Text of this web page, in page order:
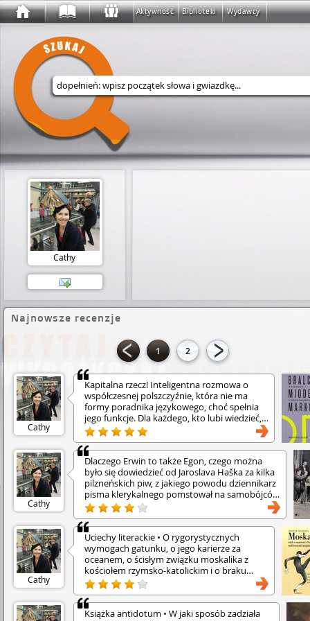
Aktywność Biblioteki Wydawcy
Wyszukaj w serwisie
Cathy
Najnowsze recenzje
1 2
Cathy
Kapitalna rzecz! Inteligentna rozmowa o
współczesnej polszczyźnie, która nie ma
formy poradnika językowego, choć spełnia
jego funkcje. Dla każdego, kto lubi wiedzieć,
co mówi.
Cathy
Dlaczego Erwin to także Egon, czego można
było się dowiedzieć od Jaroslava Haška za kilka
pilzneńskich piw, z jakiego powodu dziennikarz
pisma klerykalnego pomstował na samobójców
modląc się przy tym o morderstwa? Każdy tekst
przynosi nowinę, która się nie dezaktualizuje.
Przede wszystkim jednak Kisch tłumaczy
spokojnie i z dużą dozą życzliwości dla ludzi
żyjących z wierszówki i naiwności czytelników,
że wymaganie od prasy rzetelności to skrajny
przykład idealizmu bądź skrajnej głupoty.
Jarmark sensacji to historie „wyssane z ołówka”
(wersja retro), przejaskrawione i
zhierarchizowane na potrzeby nakręcania
sprzedaży gazet, kłujące w oczy tandetą i
Cathy
Uciechy literackie • O rygorystycznych
wymogach gatunku, o jego karierze za
oceanem, o ścisłym związku moskalika z
kościołem rzymsko-katolickim i o braku
jakichkolwiek jego więzów z utworem „Do
przyjaciół Moskali” oraz o wielu innych
frapujących historiach autorka opowiada
lekko acz rzetelnie, finezyjnie a z
Książka antidotum • W jaki sposób zadziała